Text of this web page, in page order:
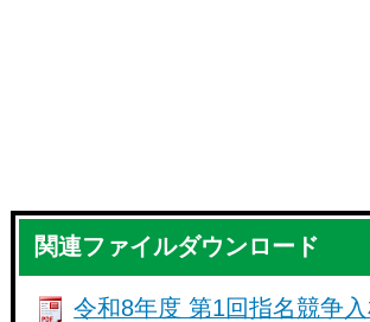
関連ファイルダウンロード
令和8年度 第1回指名競争